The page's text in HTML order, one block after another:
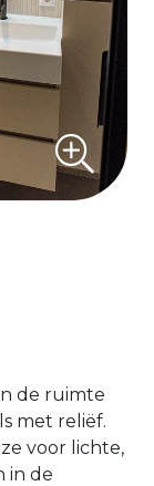
de ruimte
met reliëf.
voor lichte,
in de